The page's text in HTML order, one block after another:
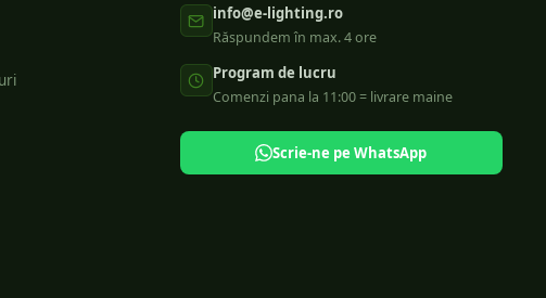
info@e-lighting.ro
Răspundem în max. 4 ore
Program de lucru
Comenzi pana la 11:00 = livrare maine
Scrie-ne pe WhatsApp